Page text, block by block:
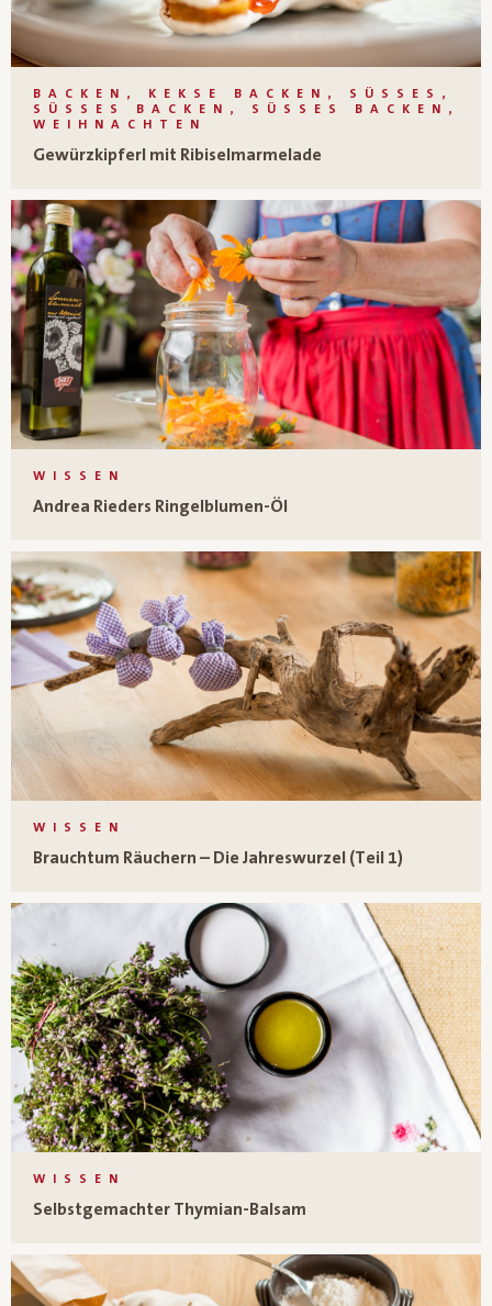
BACKEN, KEKSE BACKEN, SÜSSES, S
ÜSSES BACKEN, SÜSSES BACKEN, WEI
HNACHTEN
Gewürzkipferl mit Ribiselmarmelade
WISSEN
Andrea Rieders Ringelblumen-Öl
WISSEN
Brauchtum Räuchern – Die Jahreswurzel (Teil 1)
WISSEN
Selbstgemachter Thymian-Balsam